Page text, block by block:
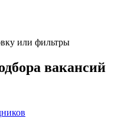
или фильтры
вакансий